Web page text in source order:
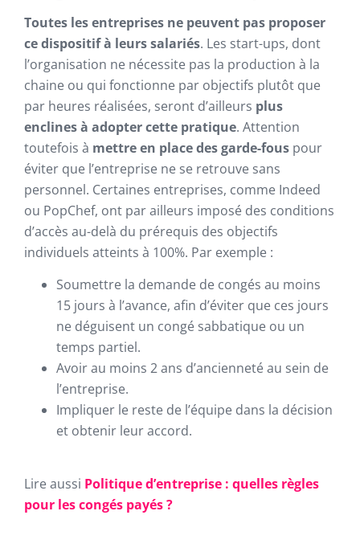
Toutes les entreprises ne peuvent pas proposer
ce dispositif à leurs salariés. Les start-ups, dont
l’organisation ne nécessite pas la production à la
chaine ou qui fonctionne par objectifs plutôt que
par heures réalisées, seront d’ailleurs plus
enclines à adopter cette pratique. Attention
toutefois à mettre en place des garde-fous pour
éviter que l’entreprise ne se retrouve sans
personnel. Certaines entreprises, comme Indeed
ou PopChef, ont par ailleurs imposé des conditions
d’accès au-delà du prérequis des objectifs
individuels atteints à 100%. Par exemple :
Soumettre la demande de congés au moins
15 jours à l’avance, afin d’éviter que ces jours
ne déguisent un congé sabbatique ou un
temps partiel.
Avoir au moins 2 ans d’ancienneté au sein de
l’entreprise.
Impliquer le reste de l’équipe dans la décision
et obtenir leur accord.
Lire aussi Politique d’entreprise : quelles règles
pour les congés payés ?